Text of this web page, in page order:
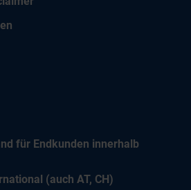
für Endkunden innerhalb
(auch AT, CH)